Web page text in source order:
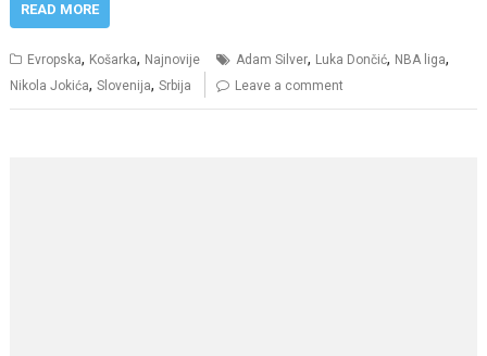
READ MORE
Evropska, Košarka, Najnovije Adam Silver, Luka Dončić, NBA liga,
Nikola Jokića,Slovenija,Srbija Leave a comment